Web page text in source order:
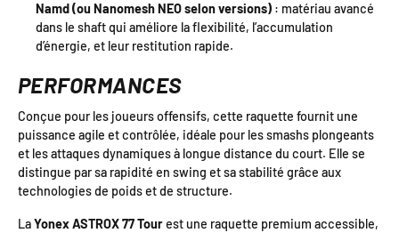
Namd (ou Nanomesh NEO selon versions) : matériau avancé
dans le shaft qui améliore la flexibilité, l’accumulation
d’énergie, et leur restitution rapide.
PERFORMANCES
Conçue pour les joueurs offensifs, cette raquette fournit une
puissance agile et contrôlée, idéale pour les smashs plongeants
et les attaques dynamiques à longue distance du court. Elle se
distingue par sa rapidité en swing et sa stabilité grâce aux
technologies de poids et de structure.
LaYonex ASTROX 77 Tourest une raquette premium accessible,